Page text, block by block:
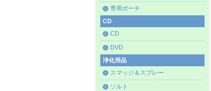
専用ポーチ
CD
CD
DVD
浄化用品
スマッジ＆スプレー
ソルト